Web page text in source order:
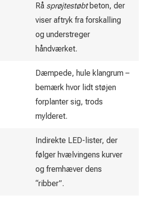
Rå sprøjtestøbtbeton, der
viser aftryk fra forskalling
og understreger
håndværket.
Dæmpede, hule klangrum –
bemærk hvor lidt støjen
forplanter sig, trods
mylderet.
Indirekte LED-lister, der
følger hvælvingens kurver
og fremhæver dens
“ribber”.